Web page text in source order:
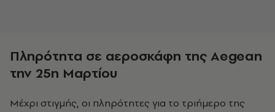
Πληρότητα σε αεροσκάφη της Aegean
την 25η Μαρτίου
Μέχρι στιγμής, οι πληρότητες για το τριήμερο της